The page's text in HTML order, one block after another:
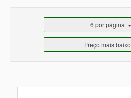
6 por página
Preço mais baixo